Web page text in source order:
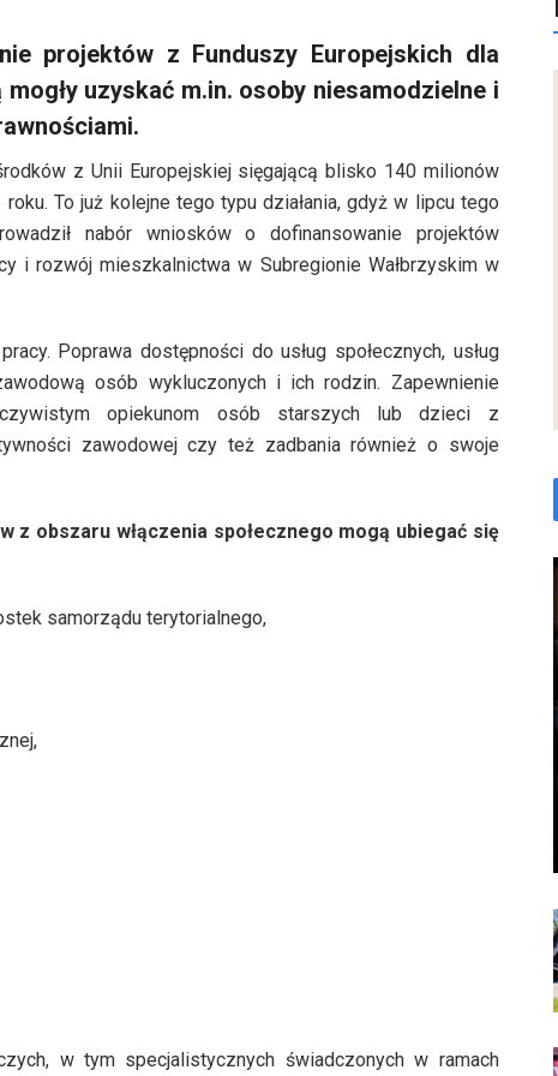
projektów z Funduszy Europejskich dla
uzyskać m.in. osoby niesamodzielne i
z Unii Europejskiej sięgającą blisko 140 milionów
To już kolejne tego typu działania, gdyż w lipcu tego
nabór wniosków o dofinansowanie projektów
i rozwój mieszkalnictwa w Subregionie Wałbrzyskim w
Poprawa dostępności do usług społecznych, usług
osób wykluczonych i ich rodzin. Zapewnienie
opiekunom osób starszych lub dzieci z
zawodowej czy też zadbania również o swoje
obszaru włączenia społecznego mogą ubiegać się
samorządu terytorialnego,
w tym specjalistycznych świadczonych w ramach